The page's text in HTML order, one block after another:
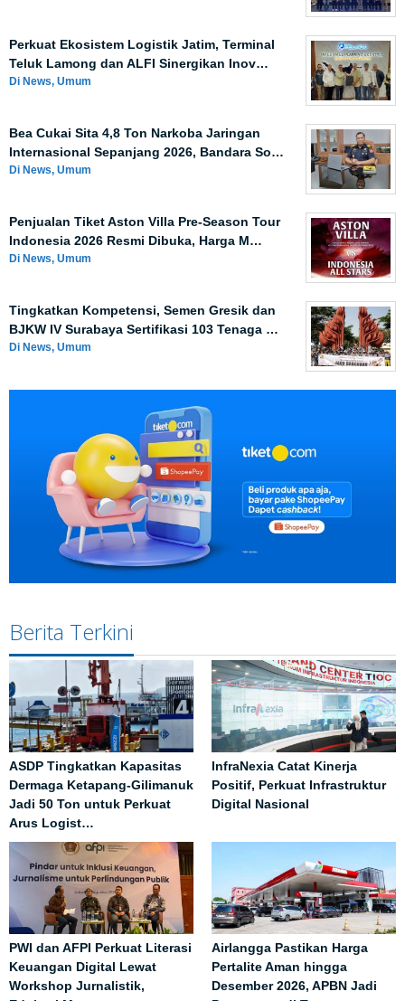
Perkuat Ekosistem Logistik Jatim, Terminal
Teluk Lamong dan ALFI Sinergikan Inov…
Di News, Umum
Bea Cukai Sita 4,8 Ton Narkoba Jaringan
Internasional Sepanjang 2026, Bandara So…
Di News, Umum
Penjualan Tiket Aston Villa Pre-Season Tour
Indonesia 2026 Resmi Dibuka, Harga M…
Di News, Umum
Tingkatkan Kompetensi, Semen Gresik dan
BJKW IV Surabaya Sertifikasi 103 Tenaga …
Di News, Umum
Berita Terkini
ASDP Tingkatkan Kapasitas
Dermaga Ketapang-Gilimanuk
Jadi 50 Ton untuk Perkuat
Arus Logist…
InfraNexia Catat Kinerja
Positif, Perkuat Infrastruktur
Digital Nasional
PWI dan AFPI Perkuat Literasi
Keuangan Digital Lewat
Workshop Jurnalistik,
Airlangga Pastikan Harga
Pertalite Aman hingga
Desember 2026, APBN Jadi